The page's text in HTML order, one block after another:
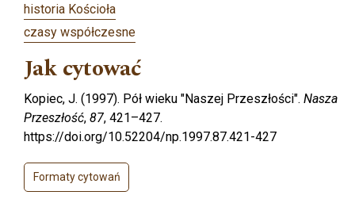
historia Kościoła
czasy współczesne
Jak cytować
Kopiec, J. (1997). Pół wieku "Naszej Przeszłości". Nasza
Przeszłość, 87, 421–427.
https://doi.org/10.52204/np.1997.87.421-427
Formaty cytowań